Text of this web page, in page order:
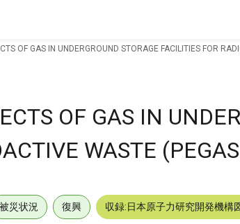
OF GAS IN UNDERGROUND STORAGE FACILITIES FOR
OF GAS IN
WASTE
被災状況 復興 収録:日本原子力研究開発機構